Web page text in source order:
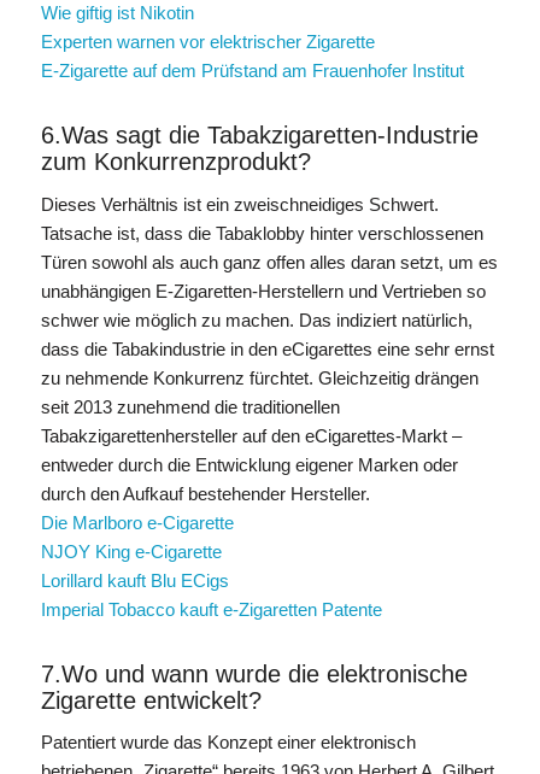
Wie giftig ist Nikotin
Experten warnen vor elektrischer Zigarette
E-Zigarette auf dem Prüfstand am Frauenhofer Institut
6.Was sagt die Tabakzigaretten-Industrie
zum Konkurrenzprodukt?
Dieses Verhältnis ist ein zweischneidiges Schwert.
Tatsache ist, dass die Tabaklobby hinter verschlossenen
Türen sowohl als auch ganz offen alles daran setzt, um es
unabhängigen E-Zigaretten-Herstellern und Vertrieben so
schwer wie möglich zu machen. Das indiziert natürlich,
dass die Tabakindustrie in den eCigarettes eine sehr ernst
zu nehmende Konkurrenz fürchtet. Gleichzeitig drängen
seit 2013 zunehmend die traditionellen
Tabakzigarettenhersteller auf den eCigarettes-Markt –
entweder durch die Entwicklung eigener Marken oder
durch den Aufkauf bestehender Hersteller.
Die Marlboro e-Cigarette
NJOY King e-Cigarette
Lorillard kauft Blu ECigs
Imperial Tobacco kauft e-Zigaretten Patente
7.Wo und wann wurde die elektronische
Zigarette entwickelt?
Patentiert wurde das Konzept einer elektronisch